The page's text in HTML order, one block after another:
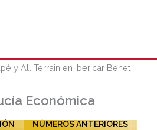
Económica
NÚMEROS ANTERIORES